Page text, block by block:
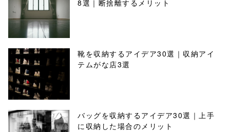
8選｜断捨離するメリット
靴を収納するアイデア30選｜収納アイ
テムがな店3選
バッグを収納するアイデア30選｜上手
に収納した場合のメリット